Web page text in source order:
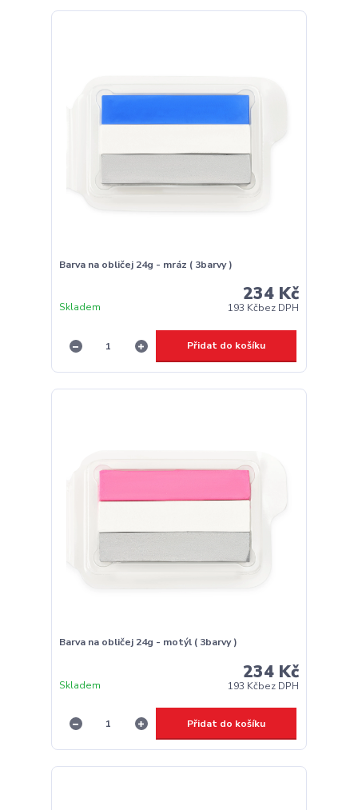
Barva na obličej 24g - mráz ( 3barvy )
234 Kč
193 Kčbez DPH
Skladem
Přidat do košíku
Barva na obličej 24g - motýl ( 3barvy )
234 Kč
193 Kčbez DPH
Skladem
Přidat do košíku